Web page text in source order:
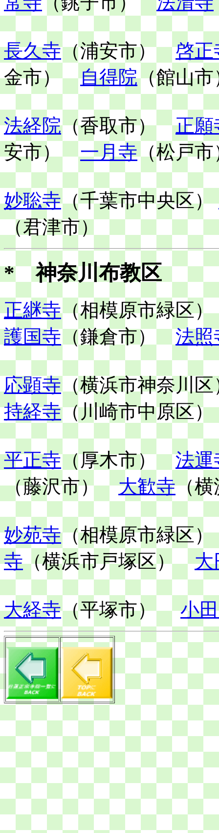
長久寺（浦安市）啓正
金市）自得院（館山市
法経院（香取市）正願
安市）一月寺（松戸市
妙聡寺（千葉市中央区）
（君津市）
* 神奈川布教区
正継寺（相模原市緑区
護国寺 （鎌倉市） 法照
応顕寺 （横浜市神奈川
持経寺（川崎市中原区）
平正寺（厚木市）法運
（藤沢市）大歓寺（横
妙苑寺（相模原市緑区
寺（横浜市戸塚区）大
大経寺（平塚市）小